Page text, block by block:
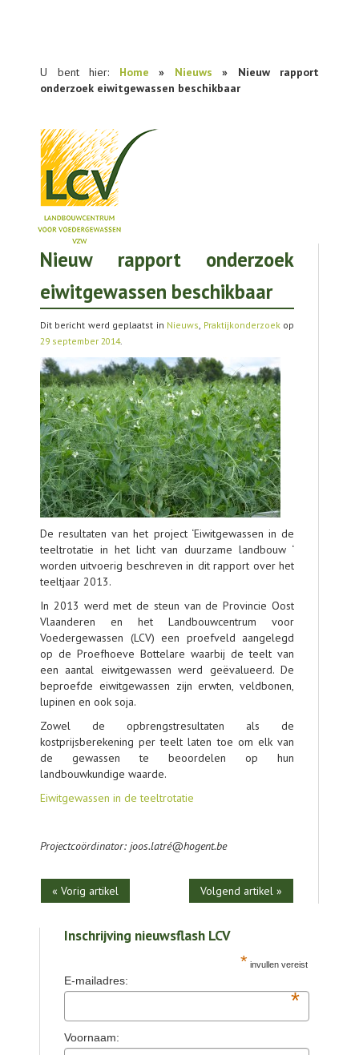
U bent hier: Home » Nieuws » Nieuw rapport
onderzoek eiwitgewassen beschikbaar
NIEUWS
PRAKTIJKONDERZOEK
PUBLICATIES
TOOLS
AGENDA
OVER LCV
CONTACT
Nieuw rapport onderzoek
eiwitgewassen beschikbaar
Dit bericht werd geplaatst in Nieuws, Praktijkonderzoekop
29 september 2014.
De resultaten van het project ‘Eiwitgewassen in de
teeltrotatie in het licht van duurzame landbouw ‘
worden uitvoerig beschreven in dit rapport over het
teeltjaar 2013.
In 2013 werd met de steun van de Provincie Oost
Vlaanderen en het Landbouwcentrum voor
Voedergewassen (LCV) een proefveld aangelegd
op de Proefhoeve Bottelare waarbij de teelt van
een aantal eiwitgewassen werd geëvalueerd. De
beproefde eiwitgewassen zijn erwten, veldbonen,
lupinen en ook soja.
Zowel de opbrengstresultaten als de
kostprijsberekening per teelt laten toe om elk van
de gewassen te beoordelen op hun
landbouwkundige waarde.
Eiwitgewassen in de teeltrotatie
Projectcoördinator: joos.latré@hogent.be
« Vorig artikel Volgend artikel »
Inschrijving nieuwsflash LCV
* invullen vereist
E-mailadres:
*
Voornaam: